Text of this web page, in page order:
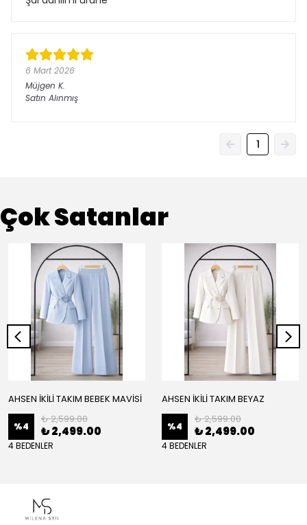
6 Mart 2026
Müjgen K.
Satın Alınmış
1
Çok Satanlar
AHSEN İKİLİ TAKIM BEBEK MAVİSİ
%4
₺ 2,599.00
₺ 2,499.00
4 BEDENLER
AHSEN İKİLİ TAKIM BEYAZ
%4
₺ 2,599.00
₺ 2,499.00
4 BEDENLER